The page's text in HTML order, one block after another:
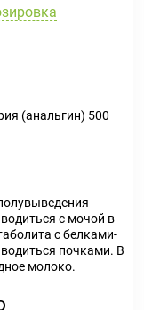
(анальгин) 500
с мочой в
с белками-
почками. В
молоко.